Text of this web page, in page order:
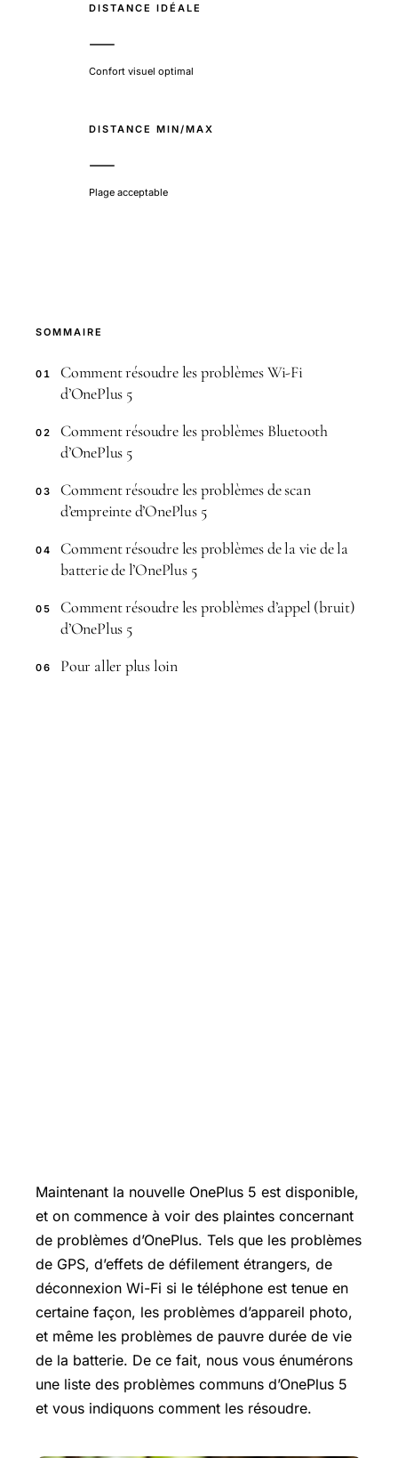
DISTANCE IDÉALE
—
Confort visuel optimal
DISTANCE MIN/MAX
—
Plage acceptable
SOMMAIRE
01
Comment résoudre les problèmes Wi-Fi
d’OnePlus 5
02
Comment résoudre les problèmes Bluetooth
d’OnePlus 5
03
Comment résoudre les problèmes de scan
d’empreinte d’OnePlus 5
04
Comment résoudre les problèmes de la vie de la
batterie de l’OnePlus 5
05
Comment résoudre les problèmes d’appel (bruit)
d’OnePlus 5
06 Pour aller plus loin
Maintenant la nouvelle OnePlus 5 est disponible,
et on commence à voir des plaintes concernant
de problèmes d’OnePlus. Tels que les problèmes
de GPS, d’effets de défilement étrangers, de
déconnexion Wi-Fi si le téléphone est tenue en
certaine façon, les problèmes d’appareil photo,
et même les problèmes de pauvre durée de vie
de la batterie. De ce fait, nous vous énumérons
une liste des problèmes communs d’OnePlus 5
et vous indiquons comment les résoudre.